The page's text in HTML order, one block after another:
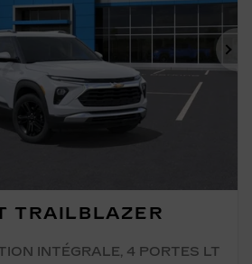
TRAILBLAZER
INTÉGRALE, 4 PORTES LT